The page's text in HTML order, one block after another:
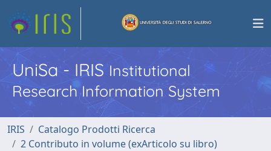
UniSa - IRISInstitutional
Research Information System
IRIS
Catalogo Prodotti Ricerca
2 Contributo in volume (exArticolo su libro)